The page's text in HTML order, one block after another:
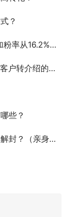
？
对了什么？#案例拆解#
的案例：豪车毒
些？
身经历，附图）